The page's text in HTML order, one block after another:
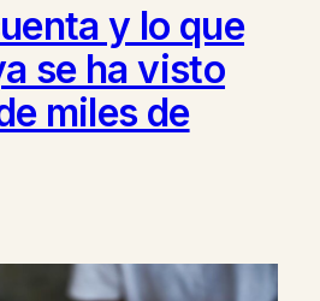
y lo que
se ha visto
miles de